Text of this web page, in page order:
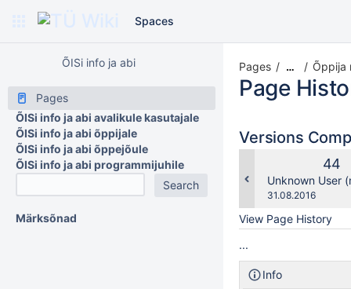
Spaces
ÕISi info ja abi
Pages
ÕISi info ja abi avalikule kasutajale
ÕISi info ja abi õppijale
ÕISi info ja abi õppejõule
ÕISi info ja abi programmijuhile
Märksõnad
Pages … Õppija
Page
Versions
Old
44
Unknown User
Saved
31.08.2016
View Page History
...
Info